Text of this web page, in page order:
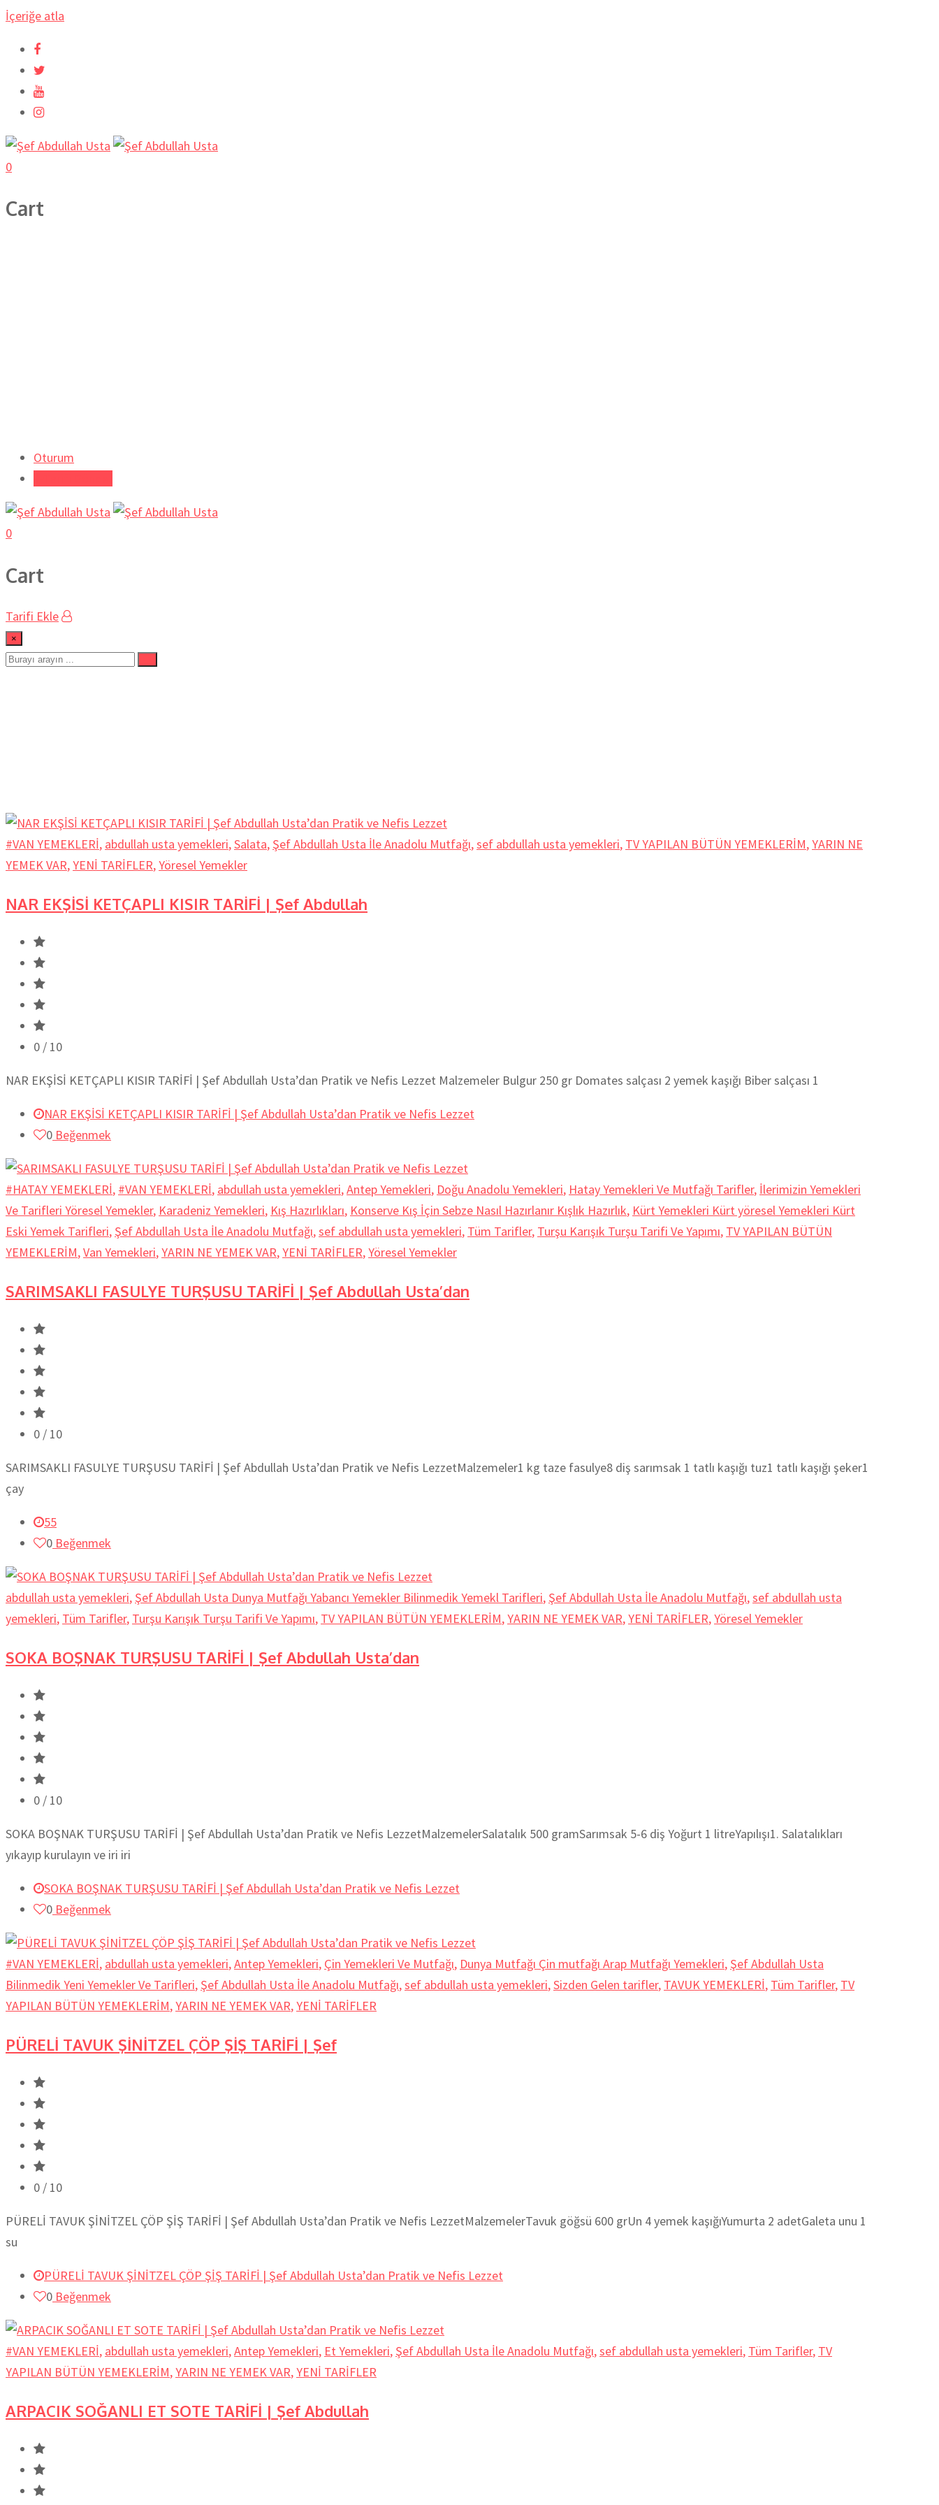
İçeriğe atla
0
Cart
Oturum
0
Cart
Tarifi Ekle
×
#VAN YEMEKLERİ, abdullah usta yemekleri,Salata, Şef Abdullah Usta İle Anadolu Mutfağı,sef abdullah usta yemekleri, TV YAPILAN BÜTÜN YEMEKLERİM,YARIN NE
YEMEK VAR,YENİ TARİFLER,Yöresel Yemekler
NAR EKŞİSİ KETÇAPLI KISIR TARİFİ | Şef Abdullah
0 / 10
NAR EKŞİSİ KETÇAPLI KISIR TARİFİ | Şef Abdullah Usta’dan Pratik ve Nefis Lezzet Malzemeler Bulgur 250 gr Domates salçası 2 yemek kaşığı Biber salçası 1
NAR EKŞİSİ KETÇAPLI KISIR TARİFİ | Şef Abdullah Usta’dan Pratik ve Nefis Lezzet
0 Beğenmek
#HATAY YEMEKLERİ, #VAN YEMEKLERİ, abdullah usta yemekleri,Antep Yemekleri, Doğu Anadolu Yemekleri, Hatay Yemekleri Ve Mutfağı Tarifler, İlerimizin Yemekleri
Ve Tarifleri Yöresel Yemekler, Karadeniz Yemekleri, Kış Hazırlıkları, Konserve Kış İçin Sebze Nasıl Hazırlanır Kışlık Hazırlık, Kürt Yemekleri Kürt yöresel Yemekleri Kürt
Eski Yemek Tarifleri, Şef Abdullah Usta İle Anadolu Mutfağı,sef abdullah usta yemekleri, Tüm Tarifler, Turşu Karışık Turşu Tarifi Ve Yapımı, TV YAPILAN BÜTÜN
YEMEKLERİM,Van Yemekleri,YARIN NE YEMEK VAR,YENİ TARİFLER,Yöresel Yemekler
SARIMSAKLI FASULYE TURŞUSU TARİFİ | Şef Abdullah Usta’dan
0 / 10
SARIMSAKLI FASULYE TURŞUSU TARİFİ | Şef Abdullah Usta’dan Pratik ve Nefis LezzetMalzemeler1 kg taze fasulye8 diş sarımsak 1 tatlı kaşığı tuz1 tatlı kaşığı şeker1
çay
55
0 Beğenmek
abdullah usta yemekleri, Şef Abdullah Usta Dunya Mutfağı Yabancı Yemekler Bilinmedik Yemekl Tarifleri, Şef Abdullah Usta İle Anadolu Mutfağı,sef abdullah usta
yemekleri, Tüm Tarifler, Turşu Karışık Turşu Tarifi Ve Yapımı, TV YAPILAN BÜTÜN YEMEKLERİM,YARIN NE YEMEK VAR,YENİ TARİFLER,Yöresel Yemekler
SOKA BOŞNAK TURŞUSU TARİFİ | Şef Abdullah Usta’dan
0 / 10
SOKA BOŞNAK TURŞUSU TARİFİ | Şef Abdullah Usta’dan Pratik ve Nefis LezzetMalzemelerSalatalık 500 gramSarımsak 5-6 diş Yoğurt 1 litreYapılışı1. Salatalıkları
yıkayıp kurulayın ve iri iri
SOKA BOŞNAK TURŞUSU TARİFİ | Şef Abdullah Usta’dan Pratik ve Nefis Lezzet
0 Beğenmek
#VAN YEMEKLERİ, abdullah usta yemekleri,Antep Yemekleri, Çin Yemekleri Ve Mutfağı, Dunya Mutfağı Çin mutfağı Arap Mutfağı Yemekleri, Şef Abdullah Usta
Bilinmedik Yeni Yemekler Ve Tarifleri, Şef Abdullah Usta İle Anadolu Mutfağı,sef abdullah usta yemekleri,Sizden Gelen tarifler, TAVUK YEMEKLERİ, Tüm Tarifler, TV
YAPILAN BÜTÜN YEMEKLERİM,YARIN NE YEMEK VAR,YENİ TARİFLER
PÜRELİ TAVUK ŞİNİTZEL ÇÖP ŞİŞ TARİFİ | Şef
0 / 10
PÜRELİ TAVUK ŞİNİTZEL ÇÖP ŞİŞ TARİFİ | Şef Abdullah Usta’dan Pratik ve Nefis LezzetMalzemelerTavuk göğsü 600 grUn 4 yemek kaşığıYumurta 2 adetGaleta unu 1
su
PÜRELİ TAVUK ŞİNİTZEL ÇÖP ŞİŞ TARİFİ | Şef Abdullah Usta’dan Pratik ve Nefis Lezzet
0 Beğenmek
#VAN YEMEKLERİ, abdullah usta yemekleri,Antep Yemekleri, Et Yemekleri, Şef Abdullah Usta İle Anadolu Mutfağı,sef abdullah usta yemekleri, Tüm Tarifler, TV
YAPILAN BÜTÜN YEMEKLERİM,YARIN NE YEMEK VAR,YENİ TARİFLER
ARPACIK SOĞANLI ET SOTE TARİFİ | Şef Abdullah